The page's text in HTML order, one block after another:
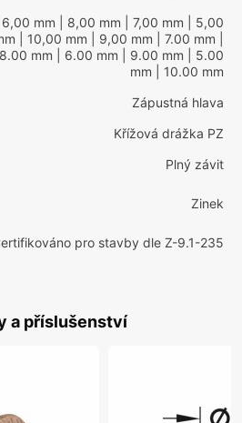
| 6,00 mm | 8,00 mm | 7,00 mm | 5,00
| 10,00 mm | 9,00 mm | 7.00 mm
8.00 mm | 6.00 mm | 9.00 mm | 5.00
mm | 10.00 mm
Zápustná hlava
Křížová drážka PZ
Plný závit
Zinek
pro stavby dle Z-9.1-235
a příslušenství